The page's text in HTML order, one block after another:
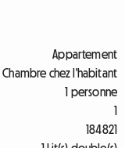
Appartement
Chambre chez l'habitant
1 personne
1
184821